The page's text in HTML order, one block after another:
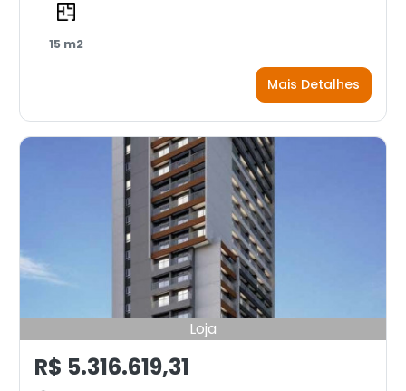
15 m2
Mais Detalhes
Loja
R$ 5.316.619,31